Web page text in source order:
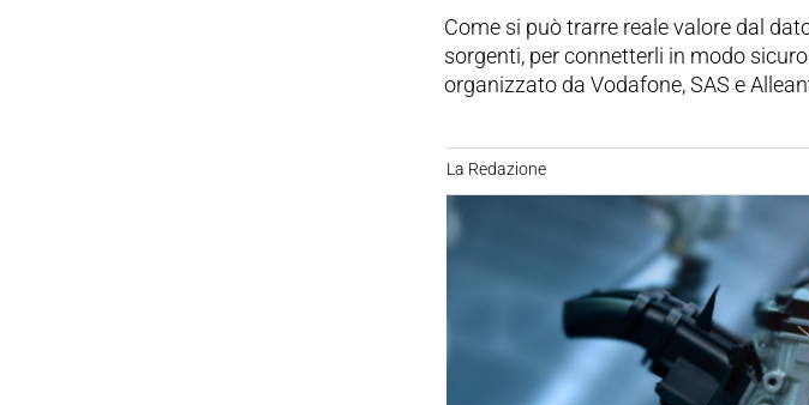
Come si può trarre reale valore dal
sorgenti, per connetterli in modo
organizzato da Vodafone, SAS e
La Redazione